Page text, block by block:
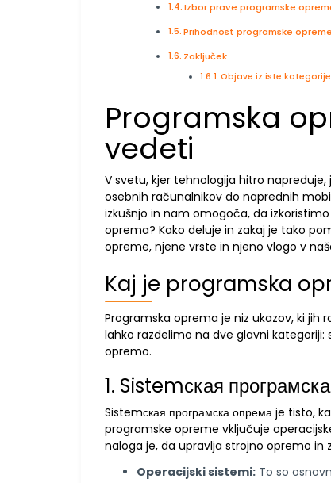
Izbor prave programske
Prihodnost programske opreme
Zaključek
Objave iz iste
Programska
vedeti
V svetu, kjer tehnologija hitro
osebnih računalnikov do naprednih
izkušnjo in nam omogoča, da
oprema? Kako deluje in zakaj je tako
opreme, njene vrste in njeno vlogo v
Kaj je programska
Programska oprema je niz ukazov, ki jih
lahko razdelimo na dve glavni
opremo.
1. Sistemская
Sistemская програмска опрема je
programske opreme vključuje
naloga je, da upravlja strojno opremo
Operacijski sistemi: To so